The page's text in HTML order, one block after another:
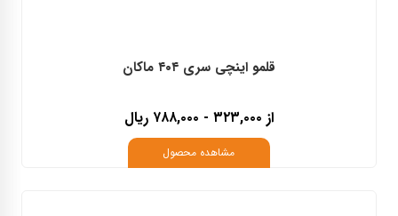
قلمو اینچی سری ۴۰۴ ماکان
از ۳۲۳,۰۰۰ - ۷۸۸,۰۰۰ ریال
مشاهده محصول